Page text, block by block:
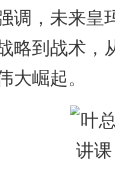
调，未来皇
略到战术，
大崛起。